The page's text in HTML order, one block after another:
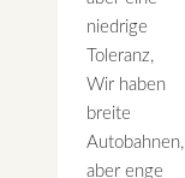
niedrige
Toleranz,
Wir haben
breite
Autobahnen,
aber enge